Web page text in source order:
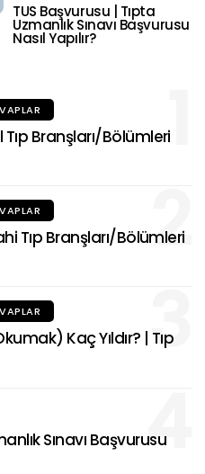
TUS Başvurusu | Tıpta
Uzmanlık Sınavı Başvurusu
Nasıl Yapılır?
1
Branşları/Bölümleri
2
Tıp Branşları/Bölümleri
3
Kaç Yıldır? | Tıp
4
Sınavı Başvurusu